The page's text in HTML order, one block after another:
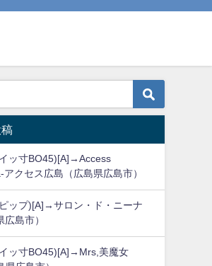
ッ寸BO45)[A]→Access
アクセス広島（広島県広島市）
ップ)[A]→サロン・ド・ニーナ
島市）
ッ寸BO45)[A]→Mrs,美魔女